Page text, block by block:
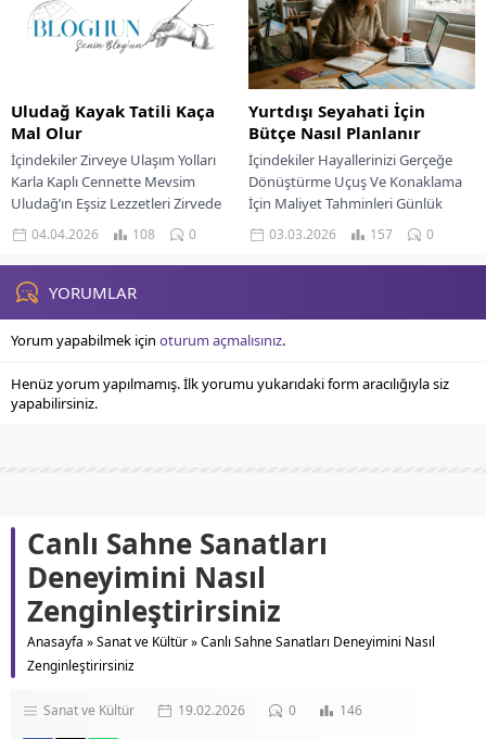
Uludağ Kayak Tatili Kaça
Mal Olur
İçindekiler Zirveye Ulaşım Yolları
Karla Kaplı Cennette Mevsim
Uludağ’ın Eşsiz Lezzetleri Zirvede
Konforlu Konaklama Seçenekleri
Zirveye Konforlu Bir Yolculuk Kışın...
04.04.2026 108 0
Yurtdışı Seyahati İçin
Bütçe Nasıl Planlanır
İçindekiler Hayallerinizi Gerçeğe
Dönüştürme Uçuş Ve Konaklama
İçin Maliyet Tahminleri Günlük
Harcamalarınızı Detaylandırma
Ulaşım Seçeneklerinizi Planlayın
Konforlu Ve Ekonomik
03.03.2026 157 0
YORUMLAR
Yorum yapabilmek için oturum açmalısınız.
Henüz yorum yapılmamış. İlk yorumu yukarıdaki form aracılığıyla siz
yapabilirsiniz.
Canlı Sahne Sanatları
Deneyimini Nasıl
Zenginleştirirsiniz
Anasayfa »Sanat ve Kültür»Canlı Sahne Sanatları Deneyimini Nasıl
Zenginleştirirsiniz
Sanat ve Kültür 19.02.2026 0 146